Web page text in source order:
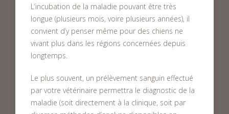
L’incubation de la maladie pouvant être très
longue (plusieurs mois, voire plusieurs années), il
convient d’y penser même pour des chiens ne
vivant plus dans les régions concernées depuis
longtemps.
Le plus souvent, un prélèvement sanguin effectué
par votre vétérinaire permettra le diagnostic de la
maladie (soit directement à la clinique, soit par